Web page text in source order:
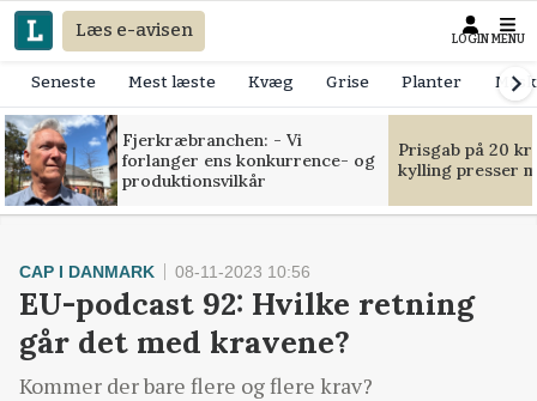
Læs e-avisen LOGIN MENU
Seneste Mest læste Kvæg Grise Planter
Fjerkræbranchen: - Vi
forlanger ens konkurrence- og
produktionsvilkår
Prisgab på 20
kylling presser
CAP I DANMARK 08-11-2023 10:56
EU-podcast 92: Hvilke retning
går det med kravene?
Kommer der bare flere og flere krav?